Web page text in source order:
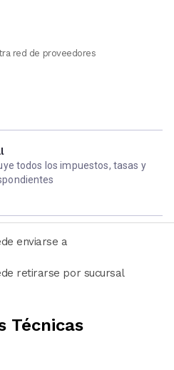
red de proveedores
todos los impuestos, tasas y
enviarse a
números)
retirarse por sucursal
Técnicas